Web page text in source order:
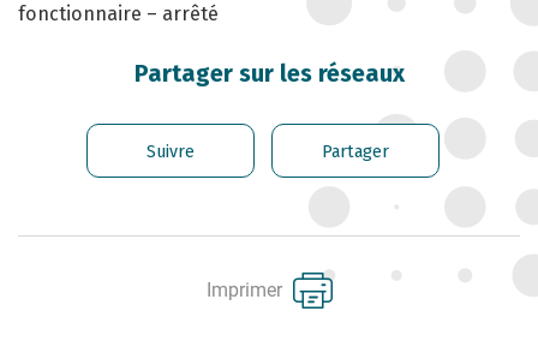
CONTRACTUELS
EMPLOI TERRITORIAL
SANTÉ ET PRÉVENTION DES
MISSION ARCHIVAGE
fonctionnaire – arrêté
Partager sur les réseaux
Suivre Partager
Imprimer